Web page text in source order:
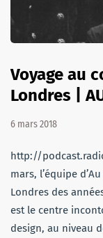
Voyage au
Londres |
6 mars 2018
http://
mars, l’équipe
Londres des
est le centre
design, au niveau